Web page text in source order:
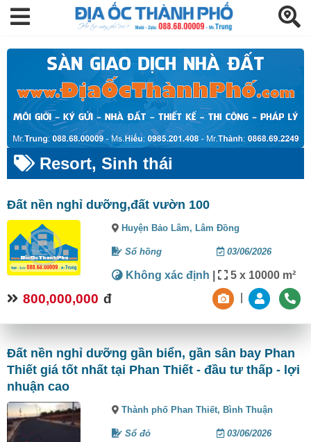
Resort, Sinh thái
Đất nền nghỉ dưỡng,đất vườn 100
Huyện Bảo Lâm,Lâm Đồng
Sổ hồng 03/06/2026
Không xác định | 5 x 10000 m²
800,000,000 đ
Đất nền nghỉ dưỡng gần biển, gần sân bay Phan
Thiết giá tốt nhất tại Phan Thiết - đầu tư thấp - lợi
nhuận cao
Thành phố Phan Thiết,Bình Thuận
Sổ đỏ 03/06/2026